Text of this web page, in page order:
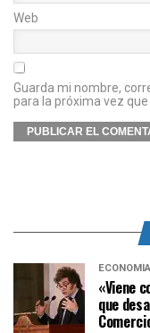
Web
Guarda mi nombre,
para la próxima vez que
ECONOMÍA
«Viene
que